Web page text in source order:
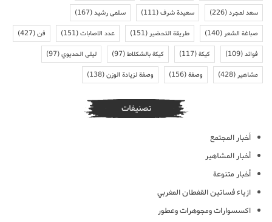
سعد لمجرد(226) سعيدة شرف(111) سلمى رشيد(167)
صباغة الشعر(140) طريقة التحضير(151) عدد الاصابات(151) فن(427)
فوائد(109) كيكة(117) كيكة بالشكلاط(97) ليلى الحديوي(97)
مشاهير(428) وصفة(156) وصفة لزيادة الوزن(138)
تصنيفات
أخبار المجتمع
أخبار المشاهير
أخبار متنوعة
ازياء فساتين القفطان المغربي
اكسسوارات ومجوهرات وعطور